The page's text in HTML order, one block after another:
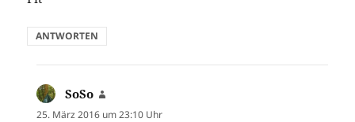
ANTWORTEN
SoSo
25. März 2016 um 23:10 Uhr